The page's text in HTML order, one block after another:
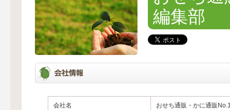
編集部
会社名 おせち通販・かに通販